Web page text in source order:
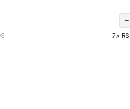
－
7 R$